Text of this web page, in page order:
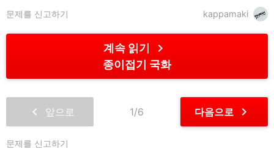
kappamaki
문제를 신고하기
계속 읽기 chevron_right
종이접기 국화
chevron_left 앞으로 1/6 다음으로 chevron_right
문제를 신고하기